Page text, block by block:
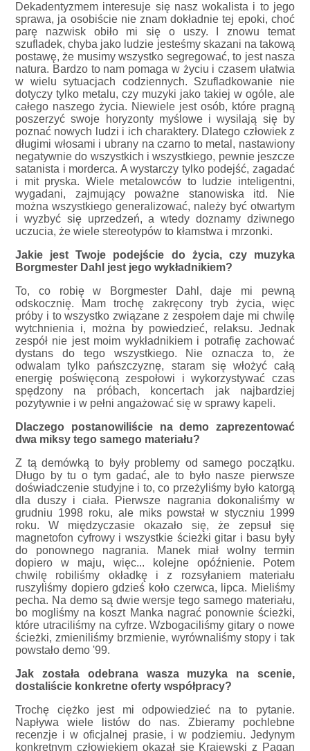
Dekadentyzmem interesuje się nasz wokalista i to jego
sprawa, ja osobiście nie znam dokładnie tej epoki, choć
parę nazwisk obiło mi się o uszy. I znowu temat
szufladek, chyba jako ludzie jesteśmy skazani na takową
postawę, że musimy wszystko segregować, to jest nasza
natura. Bardzo to nam pomaga w życiu i czasem ułatwia
w wielu sytuacjach codziennych. Szufladkowanie nie
dotyczy tylko metalu, czy muzyki jako takiej w ogóle, ale
całego naszego życia. Niewiele jest osób, które pragną
poszerzyć swoje horyzonty myślowe i wysilają się by
poznać nowych ludzi i ich charaktery. Dlatego człowiek z
długimi włosami i ubrany na czarno to metal, nastawiony
negatywnie do wszystkich i wszystkiego, pewnie jeszcze
satanista i morderca. A wystarczy tylko podejść, zagadać
i mit pryska. Wiele metalowców to ludzie inteligentni,
wygadani, zajmujący poważne stanowiska itd. Nie
można wszystkiego generalizować, należy być otwartym
i wyzbyć się uprzedzeń, a wtedy doznamy dziwnego
uczucia, że wiele stereotypów to kłamstwa i mrzonki.
Jakie jest Twoje podejście do życia, czy muzyka
Borgmester Dahl jest jego wykładnikiem?
To, co robię w Borgmester Dahl, daje mi pewną
odskocznię. Mam trochę zakręcony tryb życia, więc
próby i to wszystko związane z zespołem daje mi chwilę
wytchnienia i, można by powiedzieć, relaksu. Jednak
zespół nie jest moim wykładnikiem i potrafię zachować
dystans do tego wszystkiego. Nie oznacza to, że
odwalam tylko pańszczyznę, staram się włożyć całą
energię poświęconą zespołowi i wykorzystywać czas
spędzony na próbach, koncertach jak najbardziej
pozytywnie i w pełni angażować się w sprawy kapeli.
Dlaczego postanowiliście na demo zaprezentować
dwa miksy tego samego materiału?
Z tą demówką to były problemy od samego początku.
Długo by tu o tym gadać, ale to było nasze pierwsze
doświadczenie studyjne i to, co przeżyliśmy było katorgą
dla duszy i ciała. Pierwsze nagrania dokonaliśmy w
grudniu 1998 roku, ale miks powstał w styczniu 1999
roku. W międzyczasie okazało się, że zepsuł się
magnetofon cyfrowy i wszystkie ścieżki gitar i basu były
do ponownego nagrania. Manek miał wolny termin
dopiero w maju, więc... kolejne opóźnienie. Potem
chwilę robiliśmy okładkę i z rozsyłaniem materiału
ruszyliśmy dopiero gdzieś koło czerwca, lipca. Mieliśmy
pecha. Na demo są dwie wersje tego samego materiału,
bo mogliśmy na koszt Manka nagrać ponownie ścieżki,
które utraciliśmy na cyfrze. Wzbogaciliśmy gitary o nowe
ścieżki, zmieniliśmy brzmienie, wyrównaliśmy stopy i tak
powstało demo '99.
Jak została odebrana wasza muzyka na scenie,
dostaliście konkretne oferty współpracy?
Trochę ciężko jest mi odpowiedzieć na to pytanie.
Napływa wiele listów do nas. Zbieramy pochlebne
recenzje i w oficjalnej prasie, i w podziemiu. Jedynym
konkretnym człowiekiem okazał się Krajewski z Pagan